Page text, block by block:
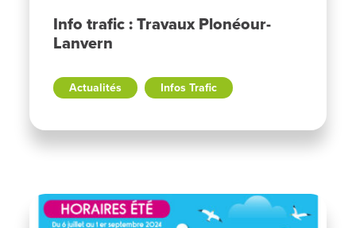
Info trafic : Travaux Plonéour-
Lanvern
Actualités Infos Trafic